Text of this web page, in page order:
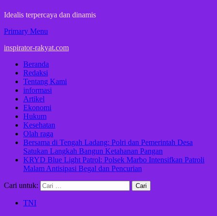
Idealis terpercaya dan dinamis
Primary Menu
inspirator-rakyat.com
Beranda
Redaksi
Tentang Kami
informasi
Artikel
Ekonomi
Hukum
Kesehatan
Olah raga
Bersama di Tengah Ladang: Polri dan Pemerintah Desa
Satukan Langkah Bangun Ketahanan Pangan
KRYD Blue Light Patrol: Polsek Marbo Intensifkan Patroli
Malam Antisipasi Begal dan Pencurian
Cari untuk:
TNI